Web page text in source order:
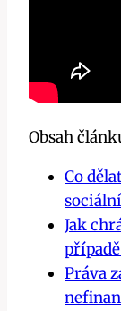
Obsah
Co
Jak
Práva